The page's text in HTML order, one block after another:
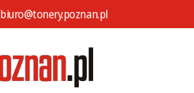
biuro@tonery.poznan.pl